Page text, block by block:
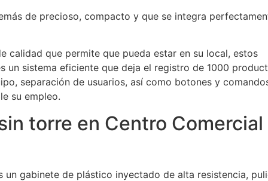
de precioso, compacto y que se integra
calidad que permite que pueda estar en su local, estos
un sistema eficiente que deja el registro de 1000
separación de usuarios, así como botones y
su empleo.
torre en Centro Comercial
un gabinete de plástico inyectado de alta resistencia,